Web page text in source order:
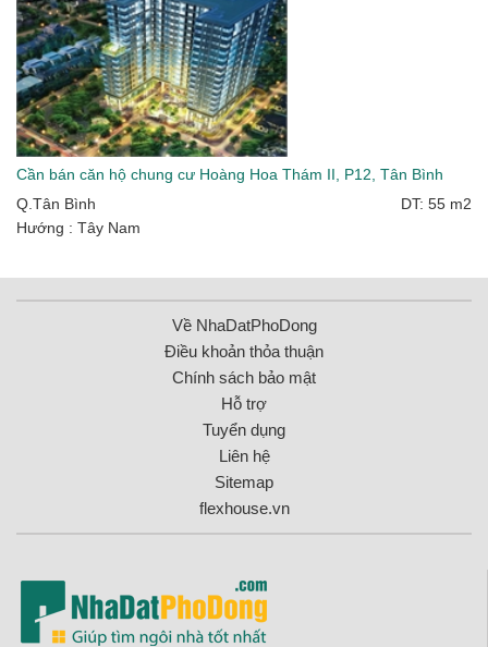
Cần bán căn hộ chung cư Hoàng Hoa Thám II, P12, Tân Bình
Q.Tân Bình
DT: 55 m2
Hướng : Tây Nam
Về NhaDatPhoDong
Điều khoản thỏa thuận
Chính sách bảo mật
Hỗ trợ
Tuyển dụng
Liên hệ
Sitemap
flexhouse.vn